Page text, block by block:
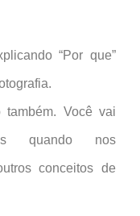
“Por que”
Você vai
quando nos
conceitos de